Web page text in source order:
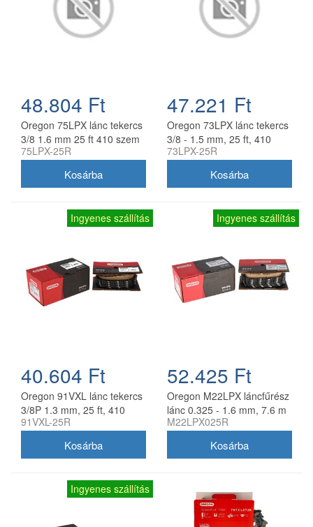
48.804 Ft
Oregon 75LPX lánc tekercs
3/8 1.6 mm 25 ft 410 szem
75LPX-25R
47.221 Ft
Oregon 73LPX lánc tekercs
3/8 - 1.5 mm, 25 ft, 410
szem
73LPX-25R
Ingyenes szállítás
40.604 Ft
Oregon 91VXL lánc tekercs
3/8P 1.3 mm, 25 ft, 410
szem
91VXL-25R
Ingyenes szállítás
52.425 Ft
Oregon M22LPX láncfűrész
lánc 0.325 - 1.6 mm, 7.6 m
tekercs
M22LPX025R
Ingyenes szállítás